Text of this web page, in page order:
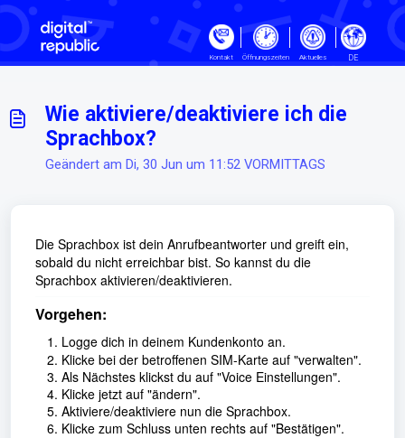
Zum hauptsächlichen Inhalt gehen
Kontakt Öffnungszeiten Aktuelles DE
Wie aktiviere/deaktiviere ich die
Sprachbox?
Geändert am Di, 30 Jun um 11:52 VORMITTAGS
Die Sprachbox ist dein Anrufbeantworter und greift ein,
sobald du nicht erreichbar bist. So kannst du die
Sprachbox aktivieren/deaktivieren.
Vorgehen:
Logge dich in deinem Kundenkonto an.
Klicke bei der betroffenen SIM-Karte auf "verwalten".
Als Nächstes klickst du auf "Voice Einstellungen".
Klicke jetzt auf "ändern".
Aktiviere/deaktiviere nun die Sprachbox.
Klicke zum Schluss unten rechts auf "Bestätigen".